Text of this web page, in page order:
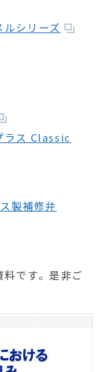
シリーズ
ラス Classic
製補修弁
です。是非ご